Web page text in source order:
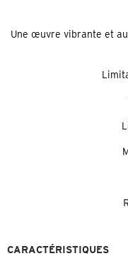
Une œuvre vibrante et
CARACTÉRISTIQUES